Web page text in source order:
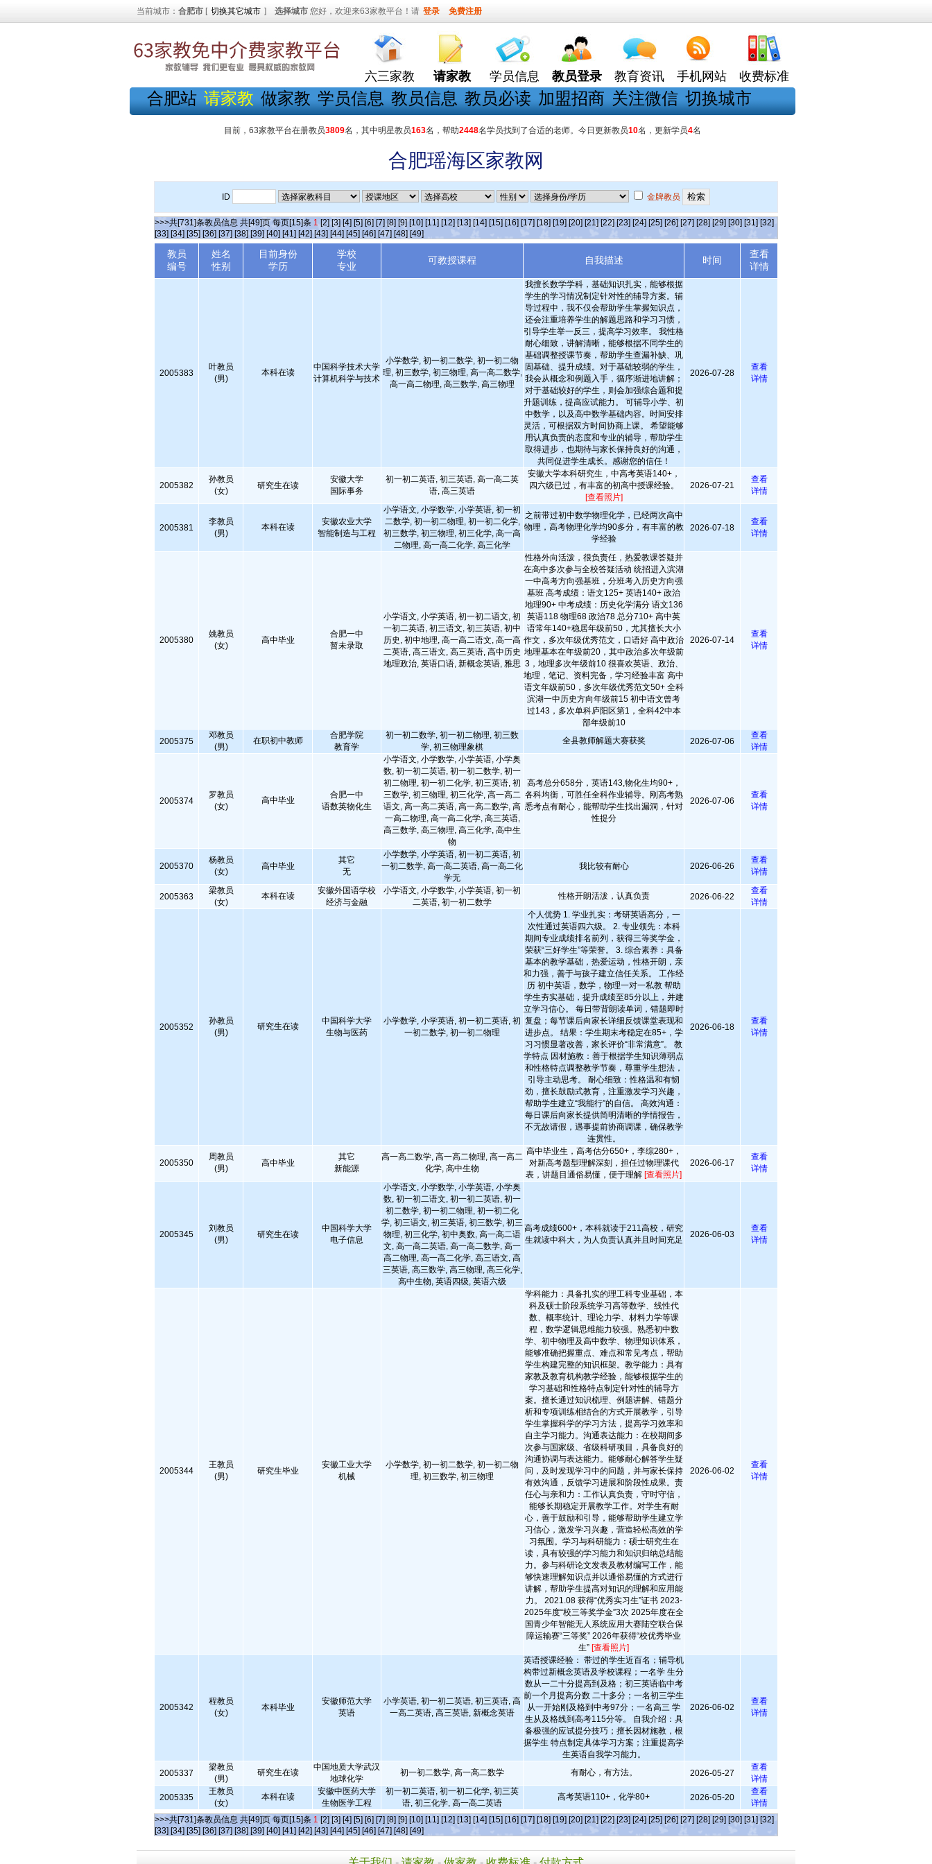
当前城市： 合肥市 [ 切换其它城市 ] 选择城市 您好，欢迎来63家教平台！请 登录 免费注册
六三家教 请家教 学员信息 教员登录 教育资讯 手机网站 收费标准
合肥站 请家教 做家教 学员信息 教员信息 教员必读 加盟招商 关注微信 切换城市
目前，63家教平台在册教员3809名，其中明星教员163名，帮助2448名学员找到了合适的老师。今日更新教员10名，更新学员4名
合肥瑶海区家教网
ID 金牌教员
>>>共[731]条教员信息 共[49]页 每页[15]条 1 [2] [3] [4] [5] [6] [7] [8] [9] [10] [11] [12] [13] [14] [15] [16] [17] [18] [19] [20] [21] [22] [23] [24] [25] [26] [27] [28] [29] [30] [31] [32]
[33] [34] [35] [36] [37] [38] [39] [40] [41] [42] [43] [44] [45] [46] [47] [48] [49]
教员
编号
姓名
性别
目前身份
学历
学校
专业
可教授课程 自我描述 时间
查看
详情
2005383
叶教员
(男)
本科在读
中国科学技术大学
计算机科学与技术
小学数学, 初一初二数学, 初一初二物
理, 初三数学, 初三物理, 高一高二数学,
高一高二物理, 高三数学, 高三物理
我擅长数学学科，基础知识扎实，能够根据
学生的学习情况制定针对性的辅导方案。辅
导过程中，我不仅会帮助学生掌握知识点，
还会注重培养学生的解题思路和学习习惯，
引导学生举一反三，提高学习效率。 我性格
耐心细致，讲解清晰，能够根据不同学生的
基础调整授课节奏，帮助学生查漏补缺、巩
固基础、提升成绩。对于基础较弱的学生，
我会从概念和例题入手，循序渐进地讲解；
对于基础较好的学生，则会加强综合题和提
升题训练，提高应试能力。 可辅导小学、初
中数学，以及高中数学基础内容。时间安排
灵活，可根据双方时间协商上课。 希望能够
用认真负责的态度和专业的辅导，帮助学生
取得进步，也期待与家长保持良好的沟通，
共同促进学生成长。感谢您的信任！
2026-07-28
查看
详情
2005382
孙教员
(女)
研究生在读
安徽大学
国际事务
初一初二英语, 初三英语, 高一高二英
语, 高三英语
安徽大学本科研究生，中高考英语140+，
四六级已过，有丰富的初高中授课经验。
[查看照片]
2026-07-21
查看
详情
2005381
李教员
(男)
本科在读
安徽农业大学
智能制造与工程
小学语文, 小学数学, 小学英语, 初一初
二数学, 初一初二物理, 初一初二化学,
初三数学, 初三物理, 初三化学, 高一高
二物理, 高一高二化学, 高三化学
之前带过初中数学物理化学，已经两次高中
物理，高考物理化学均90多分，有丰富的教
学经验
2026-07-18
查看
详情
2005380
姚教员
(女)
高中毕业
合肥一中
暂未录取
小学语文, 小学英语, 初一初二语文, 初
一初二英语, 初三语文, 初三英语, 初中
历史, 初中地理, 高一高二语文, 高一高
二英语, 高三语文, 高三英语, 高中历史
地理政治, 英语口语, 新概念英语, 雅思
性格外向活泼，很负责任，热爱教课答疑并
在高中多次参与全校答疑活动 统招进入滨湖
一中高考方向强基班，分班考入历史方向强
基班 高考成绩：语文125+ 英语140+ 政治
地理90+ 中考成绩：历史化学满分 语文136
英语118 物理68 政治78 总分710+ 高中英
语常年140+稳居年级前50，尤其擅长大小
作文，多次年级优秀范文，口语好 高中政治
地理基本在年级前20，其中政治多次年级前
3，地理多次年级前10 很喜欢英语、政治、
地理，笔记、资料完备，学习经验丰富 高中
语文年级前50，多次年级优秀范文50+ 全科
滨湖一中历史方向年级前15 初中语文曾考
过143，多次单科庐阳区第1，全科42中本
部年级前10
2026-07-14
查看
详情
2005375
邓教员
(男)
在职初中教师
合肥学院
教育学
初一初二数学, 初一初二物理, 初三数
学, 初三物理象棋
全县教师解题大赛获奖 2026-07-06
查看
详情
2005374
罗教员
(女)
高中毕业
合肥一中
语数英物化生
小学语文, 小学数学, 小学英语, 小学奥
数, 初一初二英语, 初一初二数学, 初一
初二物理, 初一初二化学, 初三英语, 初
三数学, 初三物理, 初三化学, 高一高二
语文, 高一高二英语, 高一高二数学, 高
一高二物理, 高一高二化学, 高三英语,
高三数学, 高三物理, 高三化学, 高中生
物
高考总分658分，英语143,物化生均90+，
各科均衡，可胜任全科作业辅导。刚高考熟
悉考点有耐心，能帮助学生找出漏洞，针对
性提分
2026-07-06
查看
详情
2005370
杨教员
(女)
高中毕业
其它
无
小学数学, 小学英语, 初一初二英语, 初
一初二数学, 高一高二英语, 高一高二化
学无
我比较有耐心 2026-06-26
查看
详情
2005363
梁教员
(女)
本科在读
安徽外国语学校
经济与金融
小学语文, 小学数学, 小学英语, 初一初
二英语, 初一初二数学
性格开朗活泼，认真负责 2026-06-22
查看
详情
2005352
孙教员
(男)
研究生在读
中国科学大学
生物与医药
小学数学, 小学英语, 初一初二英语, 初
一初二数学, 初一初二物理
个人优势 1. 学业扎实：考研英语高分，一
次性通过英语四六级。 2. 专业领先：本科
期间专业成绩排名前列，获得三等奖学金，
荣获“三好学生”等荣誉。 3. 综合素养：具备
基本的教学基础，热爱运动，性格开朗，亲
和力强，善于与孩子建立信任关系。 工作经
历 初中英语，数学，物理一对一私教 帮助
学生夯实基础，提升成绩至85分以上，并建
立学习信心。 每日带背朗读单词，错题即时
复盘；每节课后向家长详细反馈课堂表现和
进步点。 结果：学生期末考稳定在85+，学
习习惯显著改善，家长评价“非常满意”。 教
学特点 因材施教：善于根据学生知识薄弱点
和性格特点调整教学节奏，尊重学生想法，
引导主动思考。 耐心细致：性格温和有韧
劲，擅长鼓励式教育，注重激发学习兴趣，
帮助学生建立“我能行”的自信。 高效沟通：
每日课后向家长提供简明清晰的学情报告，
不无故请假，遇事提前协商调课，确保教学
连贯性。
2026-06-18
查看
详情
2005350
周教员
(男)
高中毕业
其它
新能源
高一高二数学, 高一高二物理, 高一高二
化学, 高中生物
高中毕业生，高考估分650+，李综280+，
对新高考题型理解深刻，担任过物理课代
表，讲题目通俗易懂，便于理解 [查看照片]
2026-06-17
查看
详情
2005345
刘教员
(男)
研究生在读
中国科学大学
电子信息
小学语文, 小学数学, 小学英语, 小学奥
数, 初一初二语文, 初一初二英语, 初一
初二数学, 初一初二物理, 初一初二化
学, 初三语文, 初三英语, 初三数学, 初三
物理, 初三化学, 初中奥数, 高一高二语
文, 高一高二英语, 高一高二数学, 高一
高二物理, 高一高二化学, 高三语文, 高
三英语, 高三数学, 高三物理, 高三化学,
高中生物, 英语四级, 英语六级
高考成绩600+，本科就读于211高校，研究
生就读中科大，为人负责认真并且时间充足
2026-06-03
查看
详情
2005344
王教员
(男)
研究生毕业
安徽工业大学
机械
小学数学, 初一初二数学, 初一初二物
理, 初三数学, 初三物理
学科能力：具备扎实的理工科专业基础，本
科及硕士阶段系统学习高等数学、线性代
数、概率统计、理论力学、材料力学等课
程，数学逻辑思维能力较强。熟悉初中数
学、初中物理及高中数学、物理知识体系，
能够准确把握重点、难点和常见考点，帮助
学生构建完整的知识框架。教学能力：具有
家教及教育机构教学经验，能够根据学生的
学习基础和性格特点制定针对性的辅导方
案。擅长通过知识梳理、例题讲解、错题分
析和专项训练相结合的方式开展教学，引导
学生掌握科学的学习方法，提高学习效率和
自主学习能力。沟通表达能力：在校期间多
次参与国家级、省级科研项目，具备良好的
沟通协调与表达能力。能够耐心解答学生疑
问，及时发现学习中的问题，并与家长保持
有效沟通，反馈学习进展和阶段性成果。责
任心与亲和力：工作认真负责，守时守信，
能够长期稳定开展教学工作。对学生有耐
心，善于鼓励和引导，能够帮助学生建立学
习信心，激发学习兴趣，营造轻松高效的学
习氛围。学习与科研能力：硕士研究生在
读，具有较强的学习能力和知识归纳总结能
力。参与科研论文发表及教材编写工作，能
够快速理解知识点并以通俗易懂的方式进行
讲解，帮助学生提高对知识的理解和应用能
力。 2021.08 获得“优秀实习生”证书 2023-
2025年度“校三等奖学金”3次 2025年度在全
国青少年智能无人系统应用大赛陆空联合保
障运输赛“三等奖” 2026年获得“校优秀毕业
生” [查看照片]
2026-06-02
查看
详情
2005342
程教员
(女)
本科毕业
安徽师范大学
英语
小学英语, 初一初二英语, 初三英语, 高
一高二英语, 高三英语, 新概念英语
英语授课经验： 带过的学生近百名；辅导机
构带过新概念英语及学校课程；一名学 生分
数从一二十分提高到及格；初三英语临中考
前一个月提高分数 二十多分；一名初三学生
从一开始刚及格到中考97分；一名高三 学
生从及格线到高考115分等。 自我介绍：具
备极强的应试提分技巧；擅长因材施教，根
据学生 特点制定具体学习方案；注重提高学
生英语自我学习能力。
2026-06-02
查看
详情
2005337
梁教员
(男)
研究生在读
中国地质大学武汉
地球化学
初一初二数学, 高一高二数学 有耐心，有方法。 2026-05-27
查看
详情
2005335
王教员
(女)
本科在读
安徽中医药大学
生物医学工程
初一初二英语, 初一初二化学, 初三英
语, 初三化学, 高一高二英语
高考英语110+，化学80+ 2026-05-20
查看
详情
>>>共[731]条教员信息 共[49]页 每页[15]条 1 [2] [3] [4] [5] [6] [7] [8] [9] [10] [11] [12] [13] [14] [15] [16] [17] [18] [19] [20] [21] [22] [23] [24] [25] [26] [27] [28] [29] [30] [31] [32]
[33] [34] [35] [36] [37] [38] [39] [40] [41] [42] [43] [44] [45] [46] [47] [48] [49]